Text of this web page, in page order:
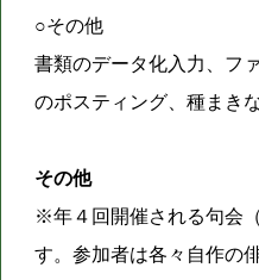
○その他
書類のデータ化入力、フ
のポスティング、種まき
その他
※年４回開催される句会
す。参加者は各々自作の